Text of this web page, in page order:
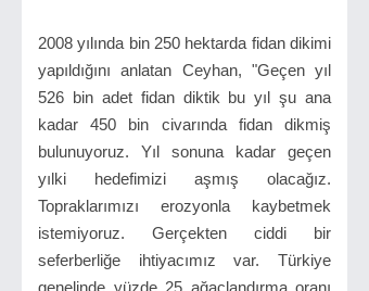
2008 yılında bin 250 hektarda fidan dikimi
yapıldığını anlatan Ceyhan, "Geçen yıl
526 bin adet fidan diktik bu yıl şu ana
kadar 450 bin civarında fidan dikmiş
bulunuyoruz. Yıl sonuna kadar geçen
yılki hedefimizi aşmış olacağız.
Topraklarımızı erozyonla kaybetmek
istemiyoruz. Gerçekten ciddi bir
seferberliğe ihtiyacımız var. Türkiye
genelinde yüzde 25 ağaçlandırma oranı